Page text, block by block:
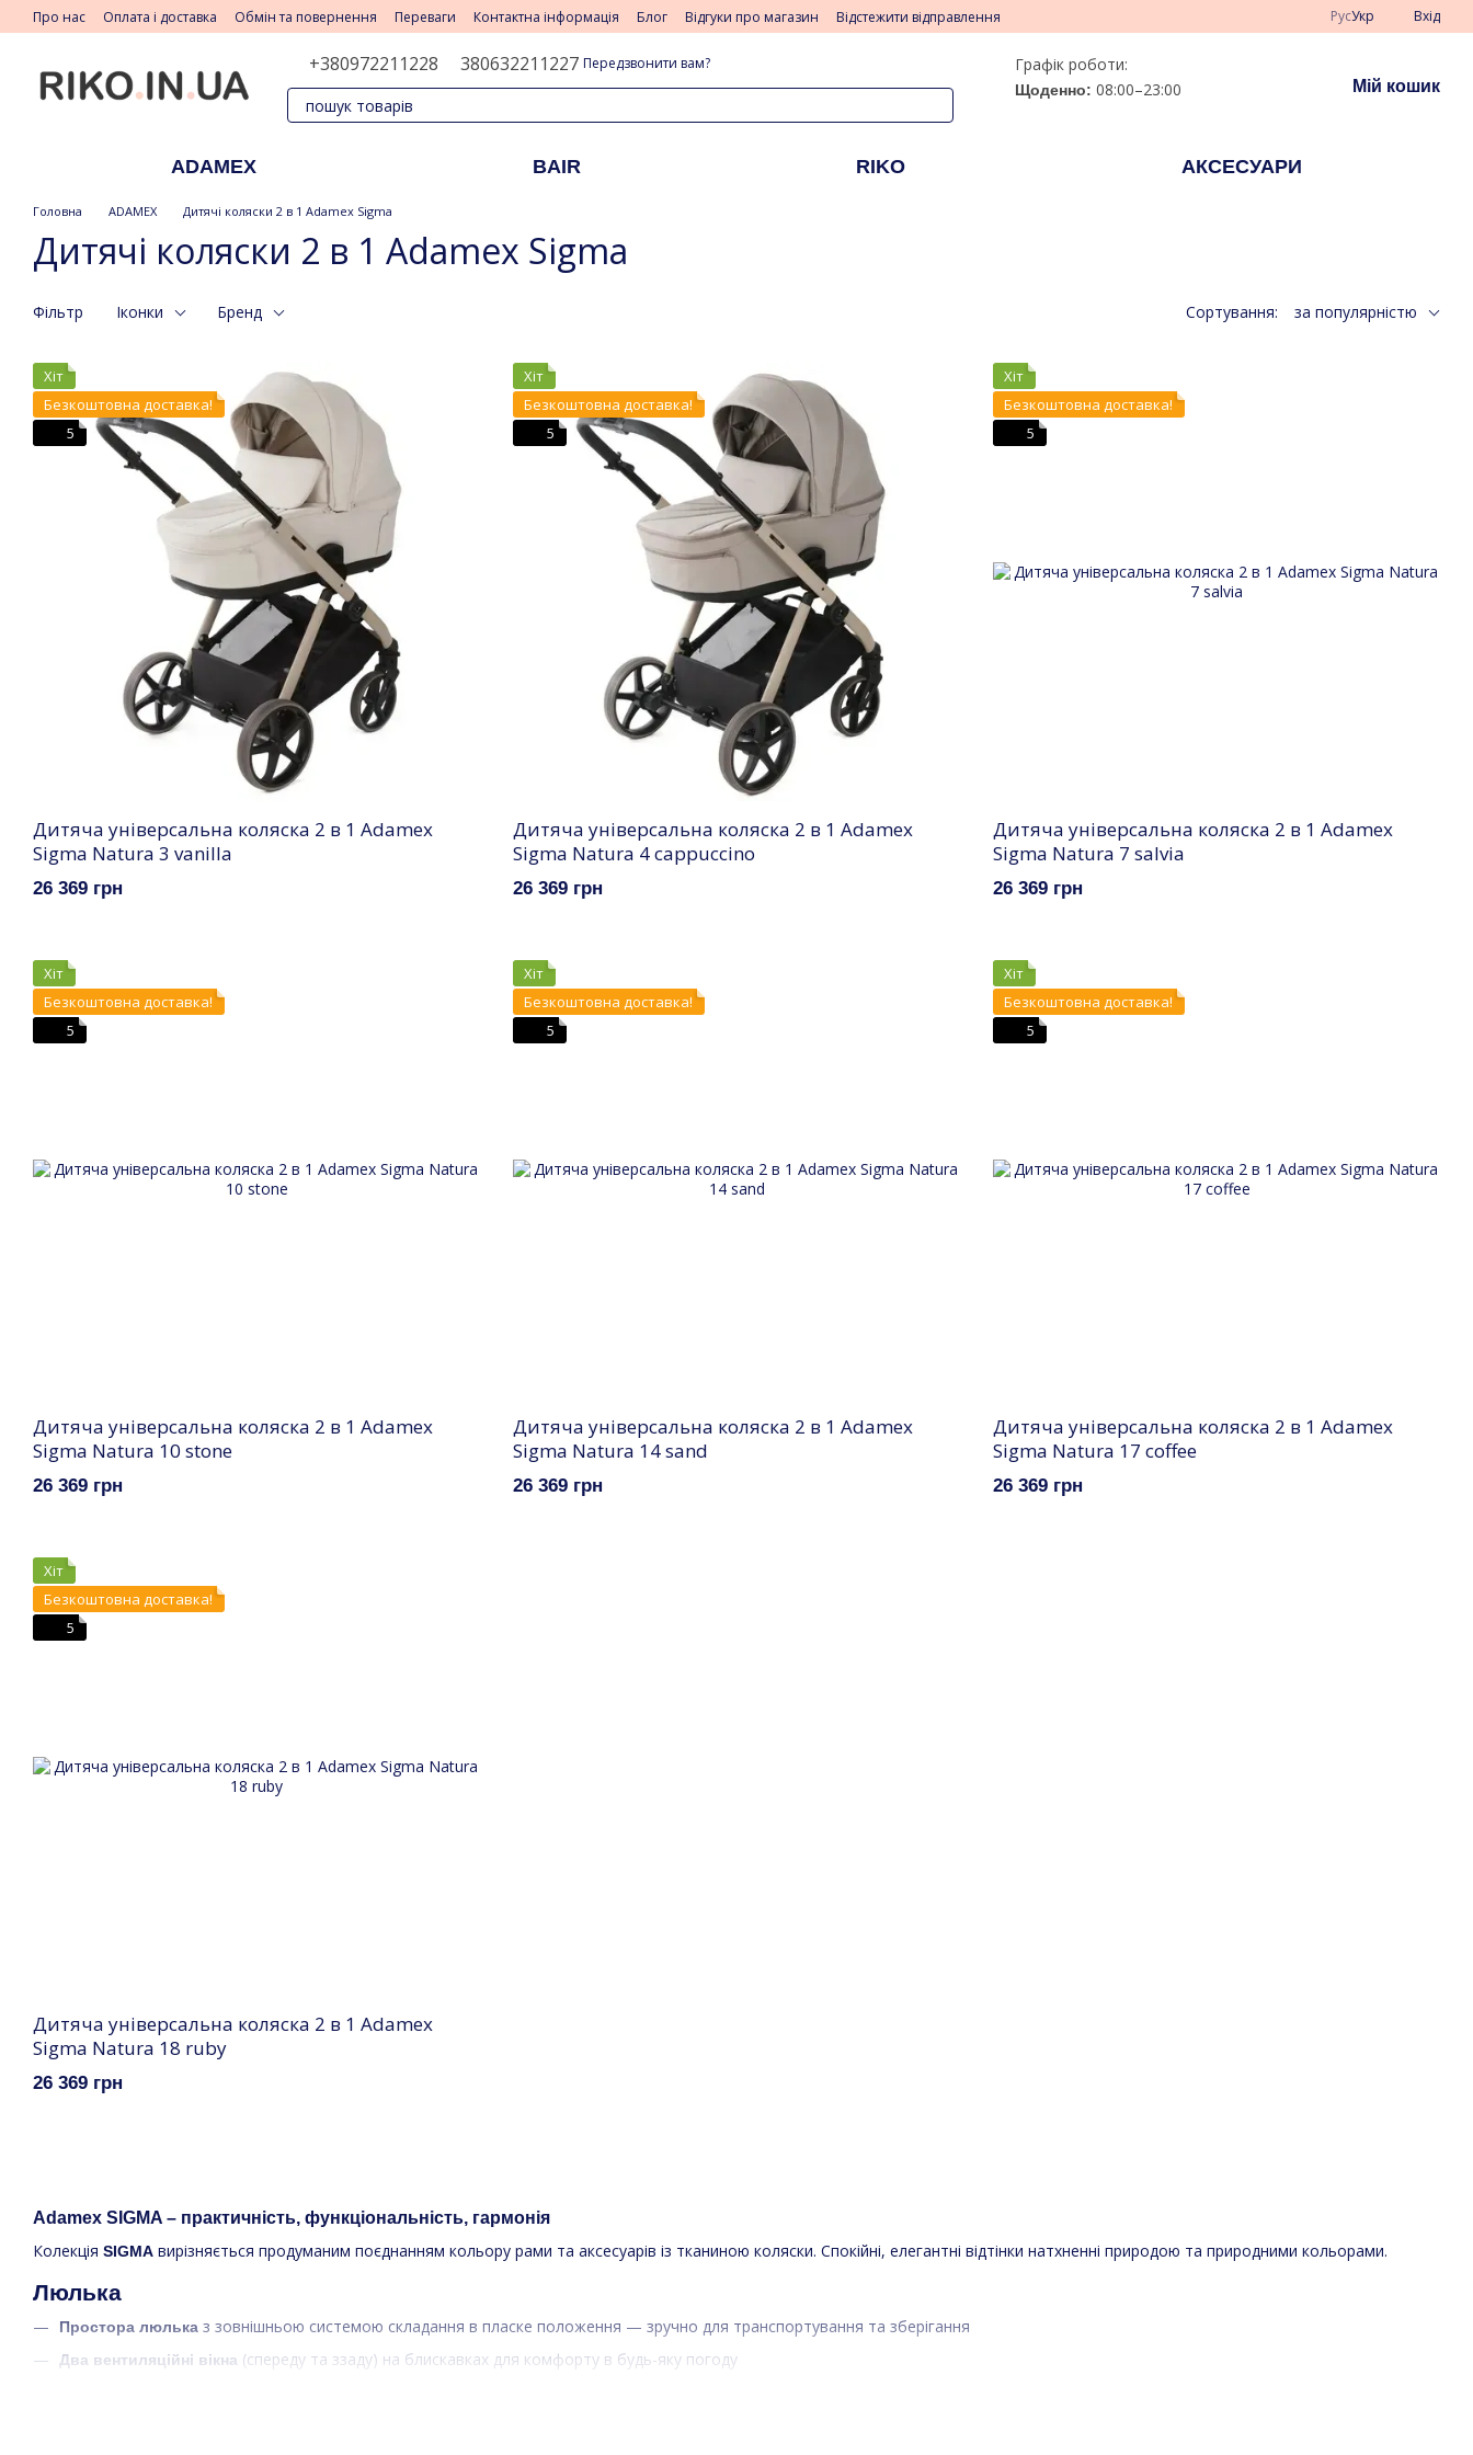
Перейти до основного контенту
Про нас Оплата і доставка Обмін та повернення Переваги Контактна інформація Блог Відгуки про магазин Відстежити відправлення РусУкр Вхід
+380972211228 380632211227 Передзвонити вам? Графік роботи:
Щоденно: 08:00–23:00 Мій кошик
ADAMEX BAIR RIKO АКСЕСУАРИ
Головна ADAMEX Дитячі коляски 2 в 1 Adamex Sigma
Дитячі коляски 2 в 1 Adamex Sigma
Фільтр Іконки Бренд Сортування: за популярністю
Adamex SIGMA – практичність, функціональність, гармонія
Колекція SIGMA вирізняється продуманим поєднанням кольору рами та аксесуарів із тканиною коляски. Спокійні, елегантні відтінки натхненні природою та природними кольорами.
Люлька
Простора люлька з зовнішньою системою складання в пласке положення — зручно для транспортування та зберігання
Два вентиляційні вікна (спереду та ззаду) на блискавках для комфорту в будь-яку погоду
Хіт
Безкоштовна доставка!
5
Дитяча універсальна коляска 2 в 1 Adamex
Sigma Natura 3 vanilla
26 369 грн
Хіт
Безкоштовна доставка!
5
Дитяча універсальна коляска 2 в 1 Adamex
Sigma Natura 4 cappuccino
26 369 грн
Хіт
Безкоштовна доставка!
5
Дитяча універсальна коляска 2 в 1 Adamex
Sigma Natura 7 salvia
26 369 грн
Хіт
Безкоштовна доставка!
5
Дитяча універсальна коляска 2 в 1 Adamex
Sigma Natura 10 stone
26 369 грн
Хіт
Безкоштовна доставка!
5
Дитяча універсальна коляска 2 в 1 Adamex
Sigma Natura 14 sand
26 369 грн
Хіт
Безкоштовна доставка!
5
Дитяча універсальна коляска 2 в 1 Adamex
Sigma Natura 17 coffee
26 369 грн
Хіт
Безкоштовна доставка!
5
Дитяча універсальна коляска 2 в 1 Adamex
Sigma Natura 18 ruby
26 369 грн